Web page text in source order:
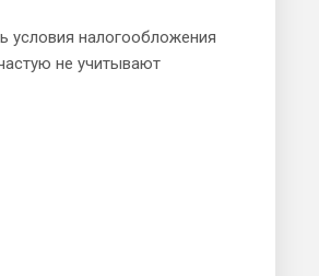
условия налогообложения
не учитывают